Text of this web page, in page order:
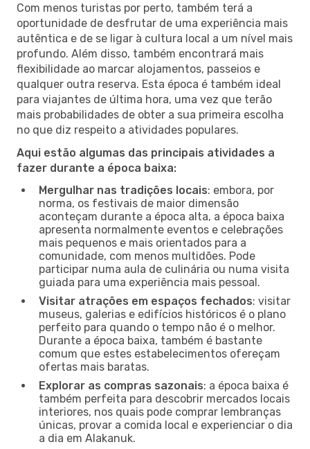
Com menos turistas por perto, também terá a
oportunidade de desfrutar de uma experiência mais
autêntica e de se ligar à cultura local a um nível mais
profundo. Além disso, também encontrará mais
flexibilidade ao marcar alojamentos, passeios e
qualquer outra reserva. Esta época é também ideal
para viajantes de última hora, uma vez que terão
mais probabilidades de obter a sua primeira escolha
no que diz respeito a atividades populares.
Aqui estão algumas das principais atividades a
fazer durante a época baixa:
Mergulhar nas tradições locais: embora, por
norma, os festivais de maior dimensão
aconteçam durante a época alta, a época baixa
apresenta normalmente eventos e celebrações
mais pequenos e mais orientados para a
comunidade, com menos multidões. Pode
participar numa aula de culinária ou numa visita
guiada para uma experiência mais pessoal.
Visitar atrações em espaços fechados: visitar
museus, galerias e edifícios históricos é o plano
perfeito para quando o tempo não é o melhor.
Durante a época baixa, também é bastante
comum que estes estabelecimentos ofereçam
ofertas mais baratas.
Explorar as compras sazonais: a época baixa é
também perfeita para descobrir mercados locais
interiores, nos quais pode comprar lembranças
únicas, provar a comida local e experienciar o dia
a dia em Alakanuk.